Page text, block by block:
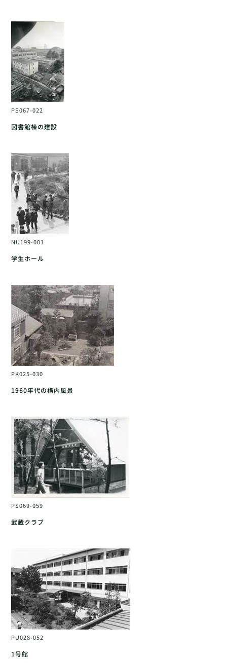
PS067-022
図書館棟の建設
NU199-001
学生ホール
PK025-030
1960年代の構内風景
PS069-059
武蔵クラブ
PU028-052
1号館